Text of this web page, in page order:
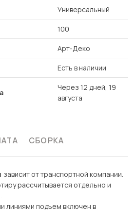
Универсальный
100
Арт-Деко
Есть в наличии
Через 12 дней, 19
августа
СБОРКА
зависит от транспортной компании.
рассчитывается отдельно и
линиями подъем включен в